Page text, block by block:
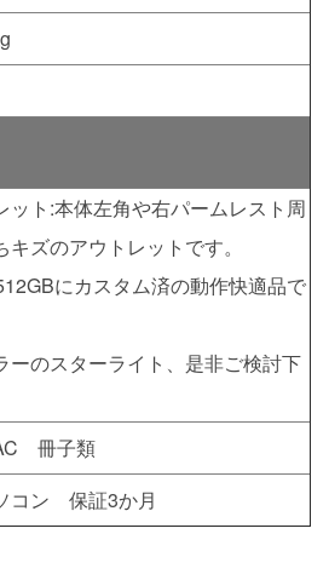
ット:本体左角や右パームレスト周
キズのアウトレットです。
にカスタム済の動作快適品で
ーのスターライト、是非ご検討下
冊子類
コン 保証3か月